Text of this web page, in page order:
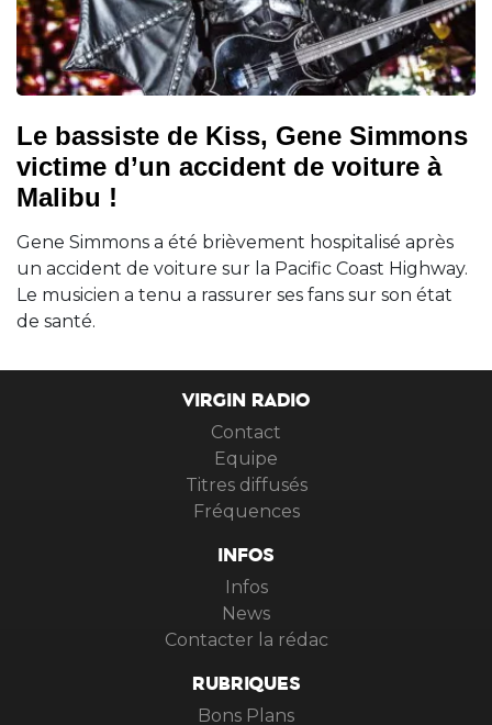
Le bassiste de Kiss, Gene Simmons
victime d’un accident de voiture à
Malibu !
Gene Simmons a été brièvement hospitalisé après
un accident de voiture sur la Pacific Coast Highway.
Le musicien a tenu a rassurer ses fans sur son état
de santé.
VIRGIN RADIO
Contact
Equipe
Titres diffusés
Fréquences
INFOS
Infos
News
Contacter la rédac
RUBRIQUES
Bons Plans